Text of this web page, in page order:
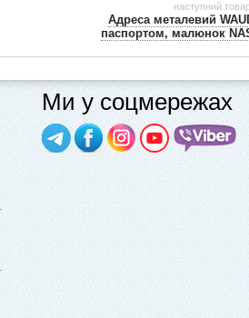
наступний
Адреса металевий
паспортом, малюнок
Ми у соцмережах